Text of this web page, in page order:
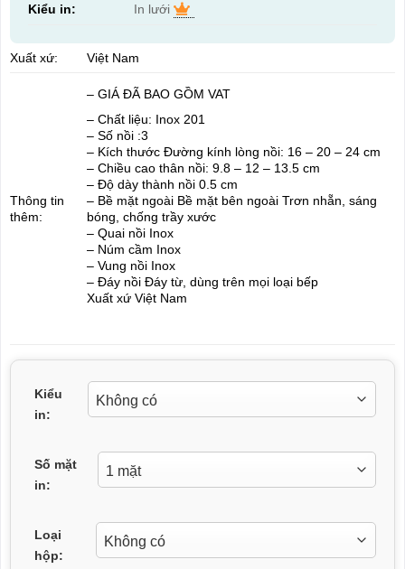
Kiểu in: In lưới
Xuất xứ: Việt Nam
Thông tin
thêm:
– GIÁ ĐÃ BAO GỒM VAT
– Chất liệu: Inox 201
– Số nồi :3
– Kích thước Đường kính lòng nồi: 16 – 20 – 24 cm
– Chiều cao thân nồi: 9.8 – 12 – 13.5 cm
– Độ dày thành nồi 0.5 cm
– Bề mặt ngoài Bề mặt bên ngoài Trơn nhẵn, sáng
bóng, chống trầy xước
– Quai nồi Inox
– Núm cầm Inox
– Vung nồi Inox
– Đáy nồi Đáy từ, dùng trên mọi loại bếp
Xuất xứ Việt Nam
Kiểu
in:
Số mặt
in:
Loại
hộp: